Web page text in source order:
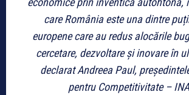
care România este una dintre
europene care au redus alocările
cercetare, dezvoltare și inovare în
declarat Andreea Paul,
pentru Competitivitate –